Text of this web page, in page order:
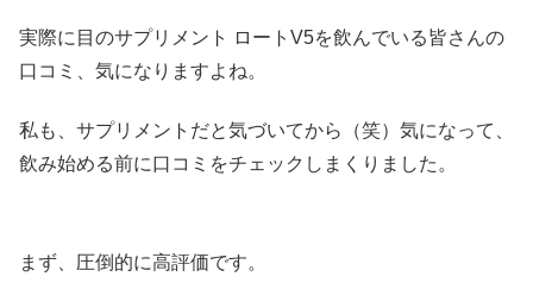
実際に目のサプリメント ロートV5を飲んでいる皆さんの
口コミ、気になりますよね。
私も、サプリメントだと気づいてから（笑）気になって、
飲み始める前に口コミをチェックしまくりました。
まず、圧倒的に高評価です。